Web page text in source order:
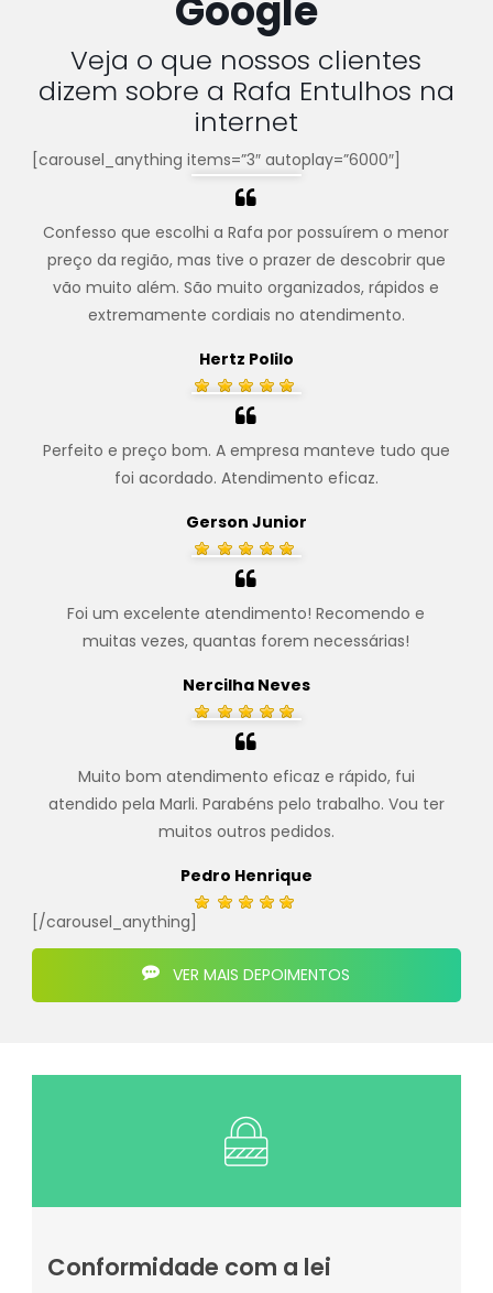
Google
Veja o que nossos clientes
dizem sobre a Rafa Entulhos na
internet
[carousel_anything items=”3″ autoplay=”6000″]
Confesso que escolhi a Rafa por possuírem o menor
preço da região, mas tive o prazer de descobrir que
vão muito além. São muito organizados, rápidos e
extremamente cordiais no atendimento.
Hertz Polilo
Perfeito e preço bom. A empresa manteve tudo que
foi acordado. Atendimento eficaz.
Gerson Junior
Foi um excelente atendimento! Recomendo e
muitas vezes, quantas forem necessárias!
Nercilha Neves
Muito bom atendimento eficaz e rápido, fui
atendido pela Marli. Parabéns pelo trabalho. Vou ter
muitos outros pedidos.
Pedro Henrique
[/carousel_anything]
VER MAIS DEPOIMENTOS
Conformidade com a lei